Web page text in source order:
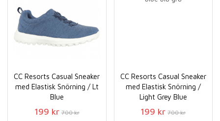
CC Resorts Casual Sneaker
med Elastisk Snörning / Lt
Blue
199 kr 700 kr
CC Resorts Casual Sneaker
med Elastisk Snörning /
Light Grey Blue
199 kr 700 kr